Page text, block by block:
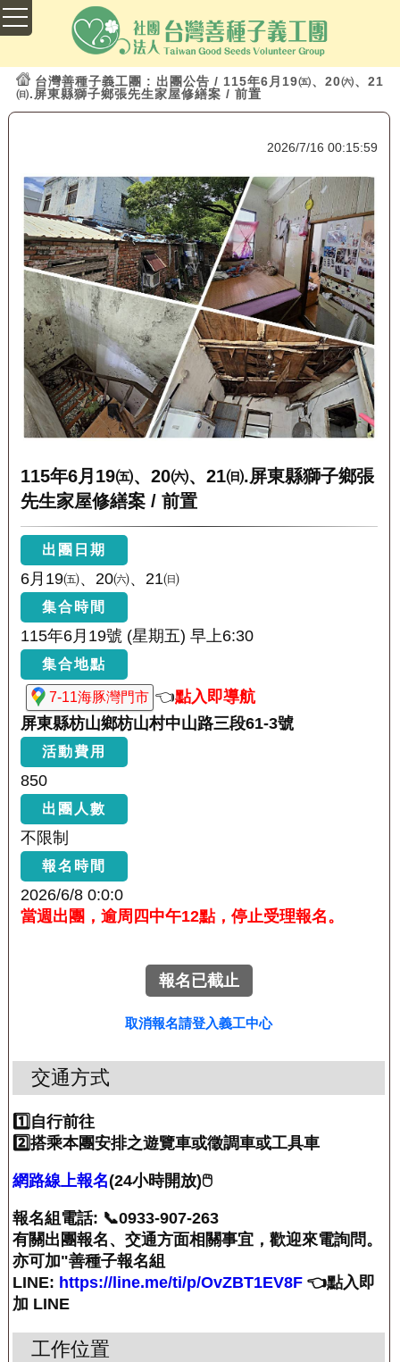
台灣善種子義工團 : 出團公告 / 115年6月19㈤、20㈥、21
㈰.屏東縣獅子鄉張先生家屋修繕案 / 前置
2026/7/16 00:15:59
115年6月19㈤、20㈥、21㈰.屏東縣獅子鄉張
先生家屋修繕案 / 前置
出團日期
6月19㈤、20㈥、21㈰
集合時間
115年6月19號 (星期五) 早上6:30
集合地點
7-11海豚灣門市 👈點入即導航
屏東縣枋山鄉枋山村中山路三段61-3號
活動費用
850
出團人數
不限制
報名時間
2026/6/8 0:0:0
當週出團，逾周四中午12點，停止受理報名。
報名已截止
取消報名請登入義工中心
交通方式
1️⃣自行前往
2️⃣搭乘本團安排之遊覽車或徵調車或工具車
網路線上報名(24小時開放)🖱
報名組電話: 📞0933-907-263
有關出團報名、交通方面相關事宜，歡迎來電詢問。
亦可加"善種子報名組
LINE: https://line.me/ti/p/OvZBT1EV8F 👈點入即
加 LINE
工作位置